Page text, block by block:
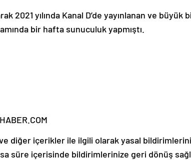
2021 yılında Kanal D’de yayınlanan ve
bir hafta sunuculuk yapmıştı.
diğer içerikler ile ilgili olarak yasal
süre içerisinde bildirimlerinize geri dönüş